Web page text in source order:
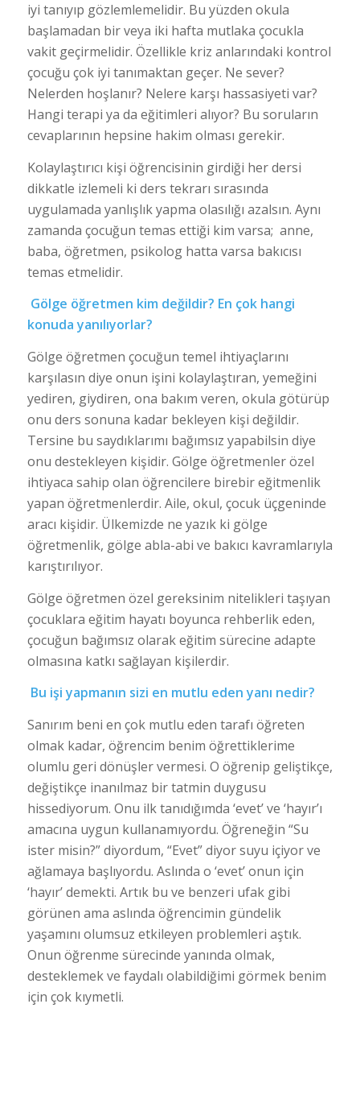
iyi tanıyıp gözlemlemelidir. Bu yüzden okula
başlamadan bir veya iki hafta mutlaka çocukla
vakit geçirmelidir. Özellikle kriz anlarındaki kontrol
çocuğu çok iyi tanımaktan geçer. Ne sever?
Nelerden hoşlanır? Nelere karşı hassasiyeti var?
Hangi terapi ya da eğitimleri alıyor? Bu soruların
cevaplarının hepsine hakim olması gerekir.
Kolaylaştırıcı kişi öğrencisinin girdiği her dersi
dikkatle izlemeli ki ders tekrarı sırasında
uygulamada yanlışlık yapma olasılığı azalsın. Aynı
zamanda çocuğun temas ettiği kim varsa; anne,
baba, öğretmen, psikolog hatta varsa bakıcısı
temas etmelidir.
Gölge öğretmen kim değildir? En çok hangi
konuda yanılıyorlar?
Gölge öğretmen çocuğun temel ihtiyaçlarını
karşılasın diye onun işini kolaylaştıran, yemeğini
yediren, giydiren, ona bakım veren, okula götürüp
onu ders sonuna kadar bekleyen kişi değildir.
Tersine bu saydıklarımı bağımsız yapabilsin diye
onu destekleyen kişidir. Gölge öğretmenler özel
ihtiyaca sahip olan öğrencilere birebir eğitmenlik
yapan öğretmenlerdir. Aile, okul, çocuk üçgeninde
aracı kişidir. Ülkemizde ne yazık ki gölge
öğretmenlik, gölge abla-abi ve bakıcı kavramlarıyla
karıştırılıyor.
Gölge öğretmen özel gereksinim nitelikleri taşıyan
çocuklara eğitim hayatı boyunca rehberlik eden,
çocuğun bağımsız olarak eğitim sürecine adapte
olmasına katkı sağlayan kişilerdir.
Bu işi yapmanın sizi en mutlu eden yanı nedir?
Sanırım beni en çok mutlu eden tarafı öğreten
olmak kadar, öğrencim benim öğrettiklerime
olumlu geri dönüşler vermesi. O öğrenip geliştikçe,
değiştikçe inanılmaz bir tatmin duygusu
hissediyorum. Onu ilk tanıdığımda ‘evet’ ve ‘hayır’ı
amacına uygun kullanamıyordu. Öğreneğin “Su
ister misin?” diyordum, “Evet” diyor suyu içiyor ve
ağlamaya başlıyordu. Aslında o ‘evet’ onun için
‘hayır’ demekti. Artık bu ve benzeri ufak gibi
görünen ama aslında öğrencimin gündelik
yaşamını olumsuz etkileyen problemleri aştık.
Onun öğrenme sürecinde yanında olmak,
desteklemek ve faydalı olabildiğimi görmek benim
için çok kıymetli.